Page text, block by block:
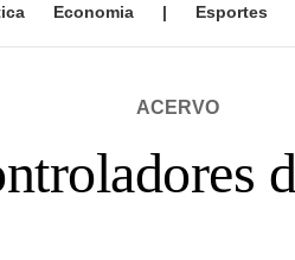
Economia | Esportes
ACERVO